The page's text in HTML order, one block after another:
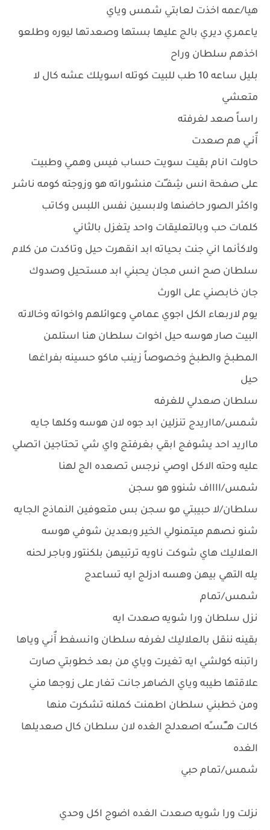
هيا/عمه اخذت لعابتي شمس وياي
ياعمري ديري بالج عليها بستها وصعدتها ليوره وطلعو
اخذهم سلطان وراح
بليل ساعه 10 طب للبيت كوتله اسويلك عشه كال لا
متعشي
راساً صعد لغرفته
آٌنـي هم صعدت
حاولت انام بقيت سويت حساب فيس وهمي وطبيت
على صفحة انس شِفـٍـْت منشوراته هو وزوجته كومه ناشر
واكثر الصور حاضنها ولابسين نفس اللبس وكاتب
كلمات حب وبالتعليقات واحد يتغزل بالثاني
ولاكأنما اني جنت بحياته ابد انقهرت حيل وتاكدت من كلام
سلطان صح انس مجان يحبني ابد مستحيل وصدوك
جان خابصني على الورث
يوم لاربعاء الكل اجوي عمامي وعوائلهم واخواته وخالاته
البيت صار هوسه حيل اخوات سلطان هنا استلمن
المطبخ والطبخ وخصوصاً زينب ماكو حسينه بفراغها
حيل
سلطان صعدلي للغرفه
شمس/مااريدج تنزلين ابد جوه لان هوسه وكلها جايه
مااريد احد يشوفج ابقي بغرفتج واي شي تحتاجين اتصلي
عليه وحته الاكل اوصي نرجس تصعده الج لهنا
شمس/ااااف شنوو هو سجن
سلطان/لا حبيبتي مو سجن بس متعوفين النماذج الجايه
شنو نصهم ميتمنولي الخير وبعدين شوفي هوسه
العلاليك هاي شوكت ناويه ترتبيهن بلكنتور وباجر لحنه
يله التهي بيهن وهسه ادزلج ايه تساعدج
شمس/تمام
نزل سلطان ورا شويه صعدت ايه
بقينه ننقل بالعلاليك لغرفه سلطان وانسفط آٌنـي وياها
راتبنه كولشي ايه تغيرت وياي من بعد خطوبتي صارت
علاقتها طيبه وياي الضاهر جانت تغار على زوجها مني
ومن خطبني سلطان اطمنت كملنه تشكرت منها
كالت هــًـًســًه اصعدلج الغده لان سلطان كال صعديلها
الغده
شمس/تمام حبي
نزلت ورا شويه صعدت الغده اضوج اكل وحدي